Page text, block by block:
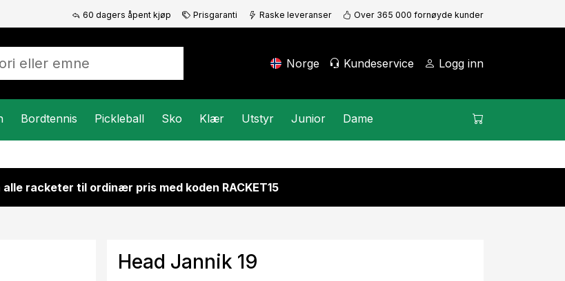
60 dagers åpent kjøp Prisgaranti Raske leveranser Over 365 000 fornøyde kunder
Norge Kundeservice Logg inn
Bordtennis Pickleball Sko Klær Utstyr Junior Dame
alle racketer til ordinær pris med koden RACKET15
Head Jannik 19